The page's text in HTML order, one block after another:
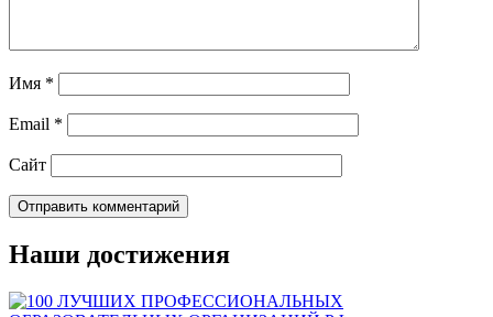
Имя *
Email *
Сайт
Наши достижения